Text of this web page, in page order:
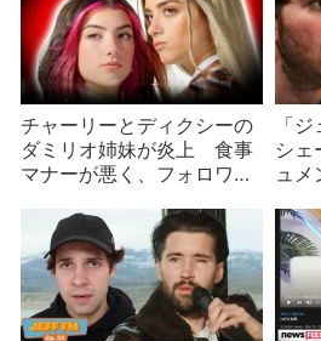
チャーリーとディクシーの
ダミリオ姉妹が炎上 食事
マナーが悪く、フォロワー
「
シェ
ュ